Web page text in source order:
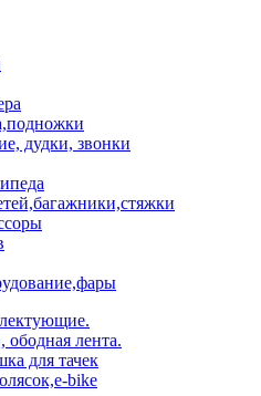
дудки, звонки
ободная лента.
для тачек
bike